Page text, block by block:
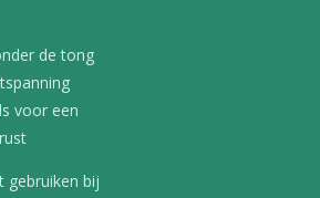
de tong
voor een
bij